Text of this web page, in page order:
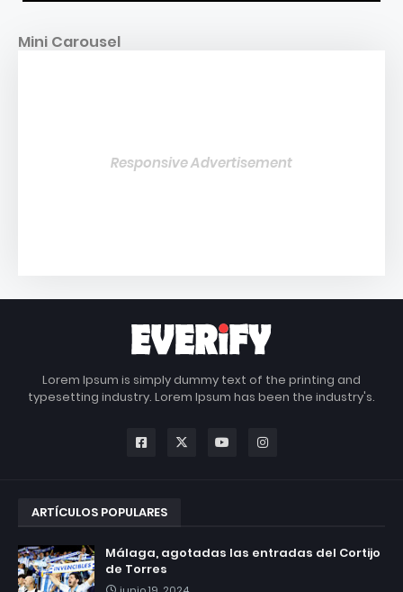
Mini Carousel
Responsive Advertisement
Lorem Ipsum is simply dummy text of the printing and
typesetting industry. Lorem Ipsum has been the industry's.
ARTÍCULOS POPULARES
Málaga, agotadas las entradas del Cortijo
de Torres